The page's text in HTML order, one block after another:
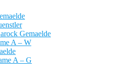
Gemaelde
A – W
A – G